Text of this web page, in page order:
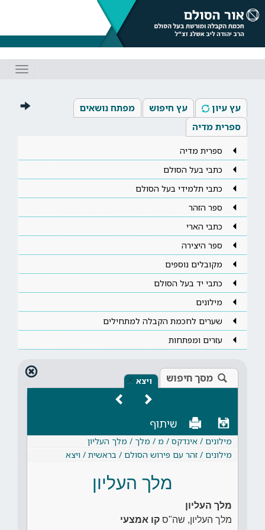
עץ עיון עץ חיפוש
מפתח נושאים
ספרית מדיה
ספרית מדיה
כתבי בעל הסולם
כתבי תלמידי בעל הסולם
ספר הזהר
כתבי הארי
ספר היצירה
מקובלים נוספים
כתבי יד בעל הסולם
מילונים
שערים לחכמת הקבלה למתחילים
עזרים ומפתחות
מסך חיפוש ויצא ×
שיתוף
מילונים / אינדקס / מ / מלך / מלך העליון
מילונים / זהר עם פירוש הסולם / בראשית / ויצא
מלך העליון
מלך העליון
מלך העליון, שה"ס קו אמצעי